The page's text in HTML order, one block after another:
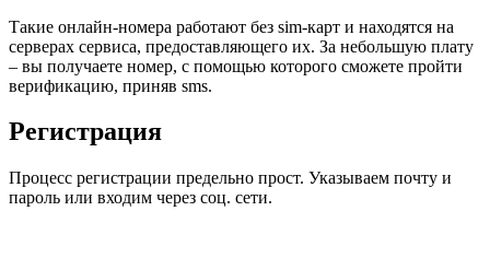
Такие онлайн-номера работают без sim-карт и находятся на
серверах сервиса, предоставляющего их. За небольшую плату
– вы получаете номер, с помощью которого сможете пройти
верификацию, приняв sms.
Регистрация
Процесс регистрации предельно прост. Указываем почту и
пароль или входим через соц. сети.